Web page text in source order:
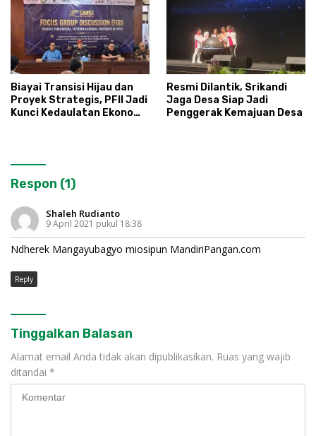
Biayai Transisi Hijau dan
Proyek Strategis, PFII Jadi
Kunci Kedaulatan Ekonomi
Resmi Dilantik, Srikandi
Jaga Desa Siap Jadi
Penggerak Kemajuan Desa
Respon (1)
Shaleh Rudianto
9 April 2021 pukul 18:38
Ndherek Mangayubagyo miosipun MandiriPangan.com
Reply
Tinggalkan Balasan
Alamat email Anda tidak akan dipublikasikan. Ruas yang wajib
ditandai *